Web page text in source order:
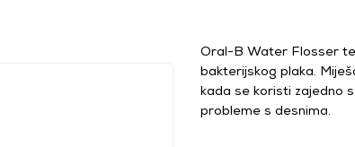
Oral-B Water Flosser
bakterijskog plaka.
kada se koristi zajedno
probleme s desnima.